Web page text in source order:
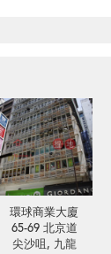
環球商業大廈
65-69 北京道
尖沙咀, 九龍